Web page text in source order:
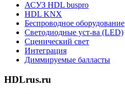
АСУЗ HDL buspro
HDL KNX
Беспроводное оборудование
Светодиодные уст-ва (LED)
Сценический свет
Интеграция
Диммируемые балласты
HDLrus.ru